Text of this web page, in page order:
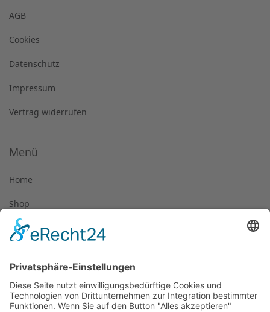
AGB
Cookies
Datenschutz
Impressum
Vertrag widerrufen
Menü
Home
Shop
Weingut